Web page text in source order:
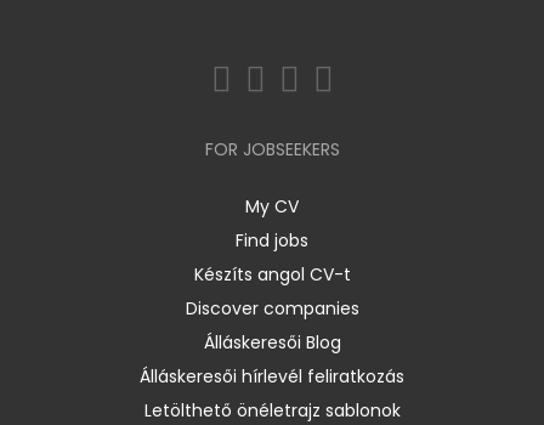
FOR JOBSEEKERS
My CV
Find jobs
Készíts angol CV-t
Discover companies
Álláskeresői Blog
Álláskeresői hírlevél feliratkozás
Letölthető önéletrajz sablonok